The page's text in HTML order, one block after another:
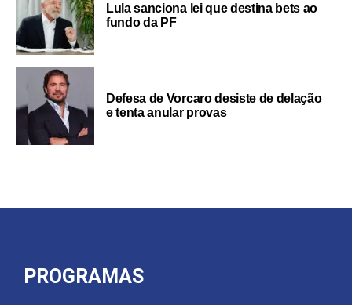
Lula sanciona lei que destina bets ao
fundo da PF
Defesa de Vorcaro desiste de delação
e tenta anular provas
PROGRAMAS